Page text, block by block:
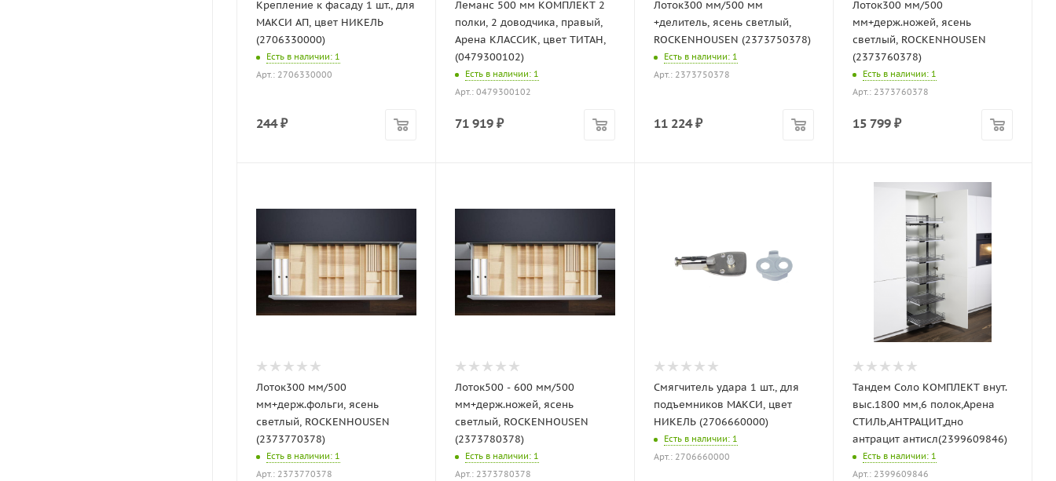
Крепление к фасаду 1 шт., для
МАКСИ АП, цвет НИКЕЛЬ
(2706330000)
Есть в наличии: 1
Арт.: 2706330000
244₽
Леманс 500 мм КОМПЛЕКТ 2
полки, 2 доводчика, правый,
Арена КЛАССИК, цвет ТИТАН,
(0479300102)
Есть в наличии: 1
Арт.: 0479300102
71 919 ₽
Лоток300 мм/500 мм
+делитель, ясень светлый,
ROCKENHOUSEN (2373750378)
Есть в наличии: 1
Арт.: 2373750378
11 224₽
Лоток300 мм/500
мм+держ.ножей, ясень
светлый, ROCKENHOUSEN
(2373760378)
Есть в наличии: 1
Арт.: 2373760378
15 799 ₽
Лоток300 мм/500
мм+держ.фольги, ясень
светлый, ROCKENHOUSEN
(2373770378)
Есть в наличии: 1
Арт.: 2373770378
Лоток500 - 600 мм/500
мм+держ.ножей, ясень
светлый, ROCKENHOUSEN
(2373780378)
Есть в наличии: 1
Арт.: 2373780378
Смягчитель удара 1 шт., для
подъемников МАКСИ, цвет
НИКЕЛЬ (2706660000)
Есть в наличии: 1
Арт.: 2706660000
Тандем Соло КОМПЛЕКТ внут.
выс.1800 мм,6 полок,Арена
СТИЛЬ,АНТРАЦИТ,дно
антрацит антисл(2399609846)
Есть в наличии: 1
Арт.: 2399609846